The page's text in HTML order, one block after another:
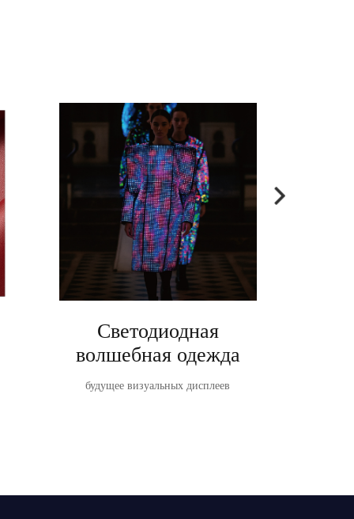
Светодиодная
волшебная одежда
будущее визуальных дисплеев